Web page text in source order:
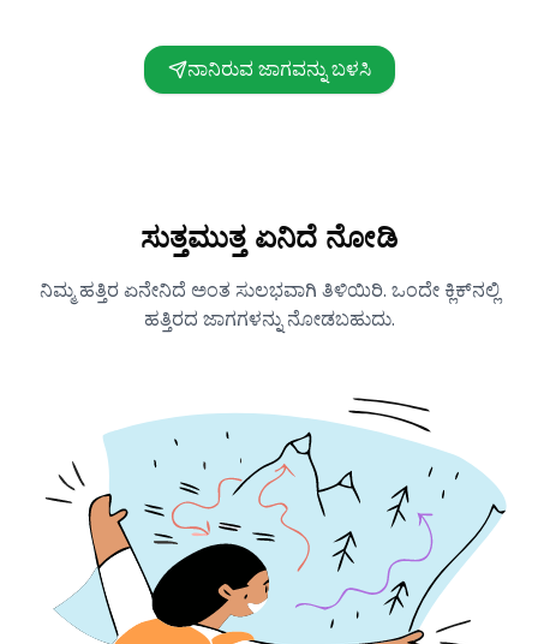
ನಾನಿರುವ ಜಾಗವನ್ನು ಬಳಸಿ
ಸುತ್ತಮುತ್ತ ಏನಿದೆ ನೋಡಿ
ನಿಮ್ಮ ಹತ್ತಿರ ಏನೇನಿದೆ ಅಂತ ಸುಲಭವಾಗಿ ತಿಳಿಯಿರಿ. ಒಂದೇ ಕ್ಲಿಕ್‌ನಲ್ಲಿ
ಹತ್ತಿರದ ಜಾಗಗಳನ್ನು ನೋಡಬಹುದು.